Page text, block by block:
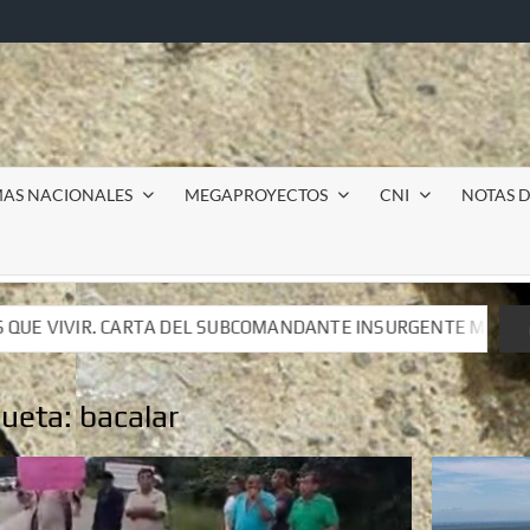
NACIONALES MEGAPROYECTOS CNI NOTAS
INSURGENTE MOISÉS A LUIS DE TAVIRA
INSURGENTE MOISÉS A LUIS DE TAVIRA
bacalar